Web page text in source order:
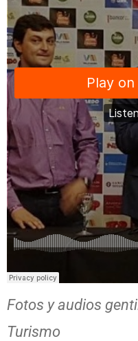
Fotos y audios
Turismo